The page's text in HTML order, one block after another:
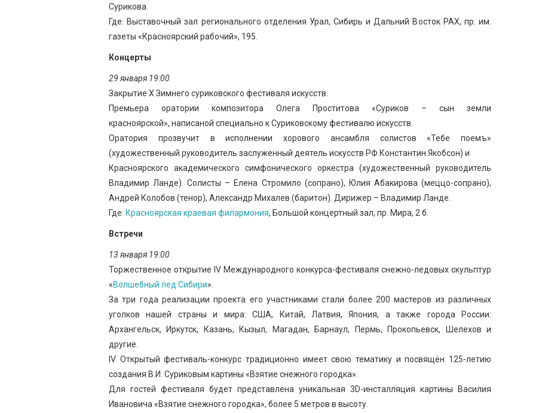
Сурикова.
Где: Выставочный зал регионального отделения Урал, Сибирь и Дальний Восток РАХ, пр. им.
газеты «Красноярский рабочий», 195.
Концерты
29 января 19:00
Закрытие X Зимнего суриковского фестиваля искусств.
Премьера оратории композитора Олега Проститова «Суриков – сын земли
красноярской», написаной специально к Суриковскому фестивалю искусств.
Оратория прозвучит в исполнении хорового ансамбля солистов «Тебе поемъ»
(художественный руководитель заслуженный деятель искусств РФ Константин Якобсон) и
Красноярского академического симфонического оркестра (художественный руководитель
Владимир Ланде). Солисты – Елена Стромило (сопрано), Юлия Абакирова (меццо-сопрано),
Андрей Колобов (тенор), Александр Михалев (баритон). Дирижер – Владимир Ланде.
Где: Красноярская краевая филармония, Большой концертный зал, пр. Мира, 2 б.
Встречи
13 января 19:00
Торжественное открытие IV Международного конкурса-фестиваля снежно-ледовых скульптур
«Волшебный лед Сибири».
За три года реализации проекта его участниками стали более 200 мастеров из различных
уголков нашей страны и мира: США, Китай, Латвия, Япония, а также города России:
Архангельск, Иркутск, Казань, Кызыл, Магадан, Барнаул, Пермь, Прокопьевск, Шелехов и
другие.
IV Открытый фестиваль-конкурс традиционно имеет свою тематику и посвящён 125-летию
создания В.И. Суриковым картины «Взятие снежного городка».
Для гостей фестиваля будет представлена уникальная 3D-инсталляция картины Василия
Ивановича «Взятие снежного городка», более 5 метров в высоту.